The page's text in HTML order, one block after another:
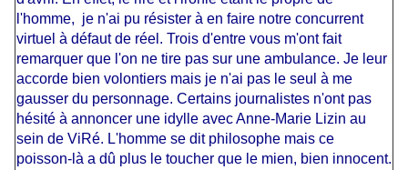
l'homme, je n'ai pu résister à en faire notre concurrent
virtuel à défaut de réel. Trois d'entre vous m'ont fait
remarquer que l'on ne tire pas sur une ambulance. Je leur
accorde bien volontiers mais je n'ai pas le seul à me
gausser du personnage. Certains journalistes n'ont pas
hésité à annoncer une idylle avec Anne-Marie Lizin au
sein de ViRé. L'homme se dit philosophe mais ce
poisson-là a dû plus le toucher que le mien, bien innocent.